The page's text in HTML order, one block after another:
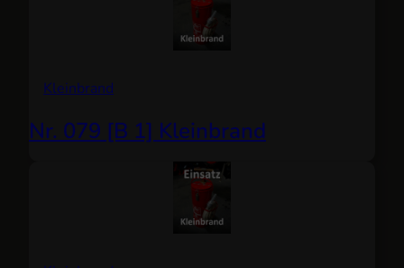
Kleinbrand
Nr. 079 [B 1] Kleinbrand